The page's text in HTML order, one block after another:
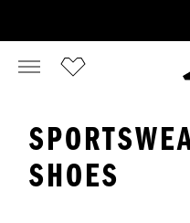
SHOES